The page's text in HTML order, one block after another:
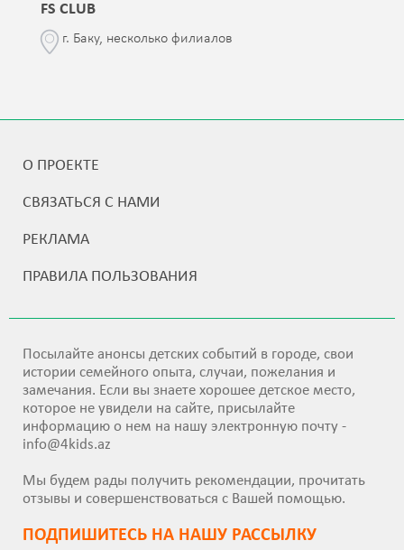
FS CLUB
г. Баку, несколько филиалов
О ПРОЕКТЕ
СВЯЗАТЬСЯ С НАМИ
РЕКЛАМА
ПРАВИЛА ПОЛЬЗОВАНИЯ
Посылайте анонсы детских событий в городе, свои
истории семейного опыта, случаи, пожелания и
замечания. Если вы знаете хорошее детское место,
которое не увидели на сайте, присылайте
информацию о нем на нашу электронную почту -
info@4kids.az
Мы будем рады получить рекомендации, прочитать
отзывы и совершенствоваться с Вашей помощью.
ПОДПИШИТEСЬ НА НАШУ РАССЫЛКУ